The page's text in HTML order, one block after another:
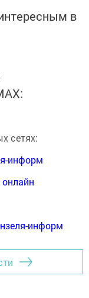
в
сетях:
информ
информ